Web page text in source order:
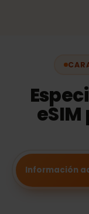
Información